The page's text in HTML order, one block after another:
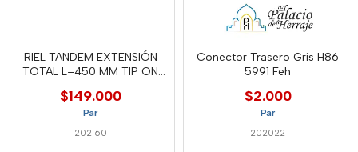
RIEL TANDEM EXTENSIÓN
TOTAL L=450 MM TIP ON
$149.000
Par
202160
Conector Trasero Gris H86
5991 Feh
$2.000
Par
202022